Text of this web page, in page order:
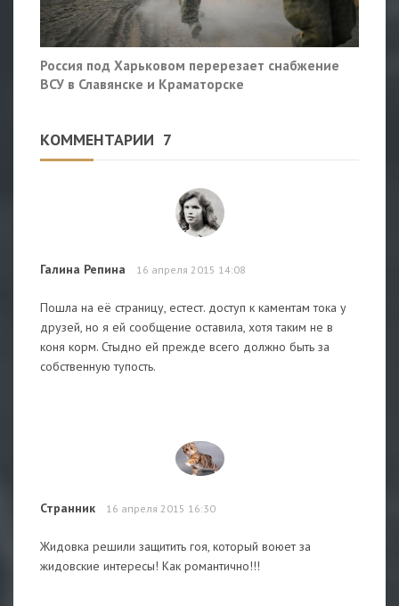
Россия под Харьковом перерезает снабжение
ВСУ в Славянске и Краматорске
КОММЕНТАРИИ 7
Галина Репина 16 апреля 2015 14:08
Пошла на её страницу, естест. доступ к каментам тока у
друзей, но я ей сообщение оставила, хотя таким не в
коня корм. Стыдно ей прежде всего должно быть за
собственную тупость.
Странник 16 апреля 2015 16:30
Жидовка решили защитить гоя, который воюет за
жидовские интересы! Как романтично!!!